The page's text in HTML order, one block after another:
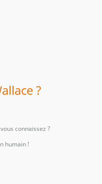
?
connaissez ?
humain !